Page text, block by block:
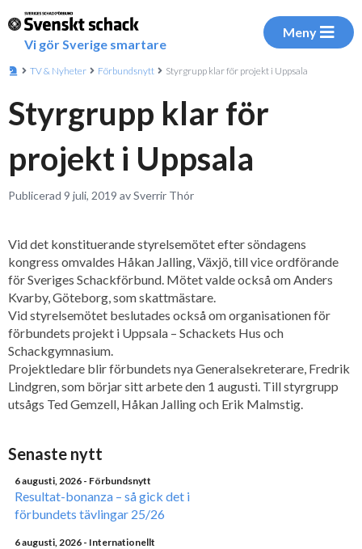
Vi gör Sverige smartare
Meny
TV & Nyheter Förbundsnytt Styrgrupp klar för projekt i Uppsala
Styrgrupp klar för
projekt i Uppsala
Publicerad 9 juli, 2019 av Sverrir Thór
Vid det konstituerande styrelsemötet efter söndagens
kongress omvaldes Håkan Jalling, Växjö, till vice ordförande
för Sveriges Schackförbund. Mötet valde också om Anders
Kvarby, Göteborg, som skattmästare.
Vid styrelsemötet beslutades också om organisationen för
förbundets projekt i Uppsala – Schackets Hus och
Schackgymnasium.
Projektledare blir förbundets nya Generalsekreterare, Fredrik
Lindgren, som börjar sitt arbete den 1 augusti. Till styrgrupp
utsågs Ted Gemzell, Håkan Jalling och Erik Malmstig.
Senaste nytt
6 augusti, 2026 - Förbundsnytt
Resultat-bonanza – så gick det i
förbundets tävlingar 25/26
6 augusti, 2026 - Internationellt